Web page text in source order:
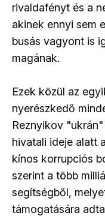
rivaldafényt és a
akinek ennyi sem
busás vagyont is
magának.
Ezek közül az
nyerészkedő
Reznyikov
hivatali ideje alatt
kínos korrupciós
szerint a több
segítségből,
támogatására